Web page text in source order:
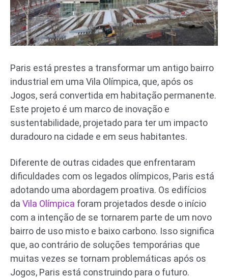
Paris está prestes a transformar um antigo bairro
industrial em uma Vila Olímpica, que, após os
Jogos, será convertida em habitação permanente.
Este projeto é um marco de inovação e
sustentabilidade, projetado para ter um impacto
duradouro na cidade e em seus habitantes.
Diferente de outras cidades que enfrentaram
dificuldades com os legados olímpicos, Paris está
adotando uma abordagem proativa. Os edifícios
da Vila Olímpica foram projetados desde o início
com a intenção de se tornarem parte de um novo
bairro de uso misto e baixo carbono. Isso significa
que, ao contrário de soluções temporárias que
muitas vezes se tornam problemáticas após os
Jogos, Paris está construindo para o futuro.